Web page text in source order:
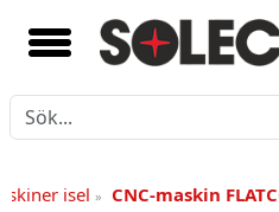
isel » CNC-maskin